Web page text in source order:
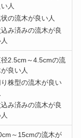
人
の流木が良い人
み済みの流木が良
2.5cm～4.5cmの流
良い人
株型の流木が良い
み済みの流木が良
～15cmの流木が